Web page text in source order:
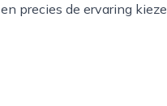
precies de ervaring